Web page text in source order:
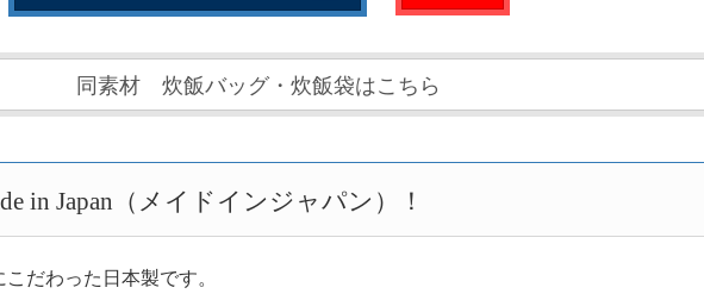
同素材 炊飯バッグ・炊飯袋はこちら
in Japan（メイドインジャパン）！
だわった日本製です。